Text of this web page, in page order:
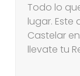
Todo lo
lugar. Este
Castelar
llevate tu